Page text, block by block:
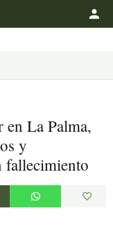
en La Palma,
y
fallecimiento